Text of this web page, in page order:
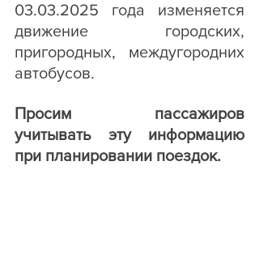
03.03.2025 года изменяется
движение городских,
пригородных, междугородних
автобусов.
Просим пассажиров
учитывать эту информацию
при планировании поездок.